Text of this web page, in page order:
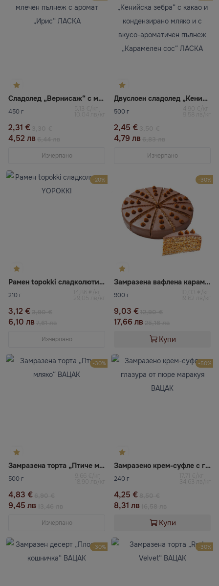
Сладолед „Вернисаж“ с млечен пълнеж с аромат „Ирис“ ЛАСКА
450 г 5,13 €/кг
10,04 лв/кг
2,31 €
4,52 лв
Изчерпано
Двуслоен сладолед „Кенийска зебра“ с какао и кондензирано мляко и с вкусо-ароматичен пълнеж „Карамелен сос“ ЛАСКА
500 г 4,90 €/кг
9,58 лв/кг
2,45 €
4,79 лв
Изчерпано
-20%
Рамен topokki сладколютив YOPOKKI
210 г 14,86 €/кг
29,05 лв/кг
3,12 €
6,10 лв
Изчерпано
-30%
Замразена вафлена карамелена торта ВАЦАК
900 г 10,03 €/кг
19,62 лв/кг
9,03 €
17,66 лв
Купи
-30%
Замразена торта „Птиче мляко“ ВАЦАК
500 г 9,66 €/кг
18,90 лв/кг
4,83 €
9,45 лв
Изчерпано
-50%
Замразено крем-суфле с глазура от пюре маракуя ВАЦАК
240 г 17,71 €/кг
34,63 лв/кг
4,25 €
8,31 лв
Купи
-30% -30%